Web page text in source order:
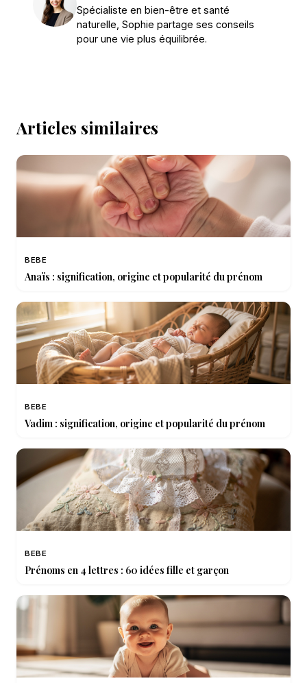
Spécialiste en bien-être et santé
naturelle, Sophie partage ses conseils
pour une vie plus équilibrée.
Articles similaires
BEBE
Anaïs : signification, origine et popularité du prénom
BEBE
Vadim : signification, origine et popularité du prénom
BEBE
Prénoms en 4 lettres : 60 idées fille et garçon